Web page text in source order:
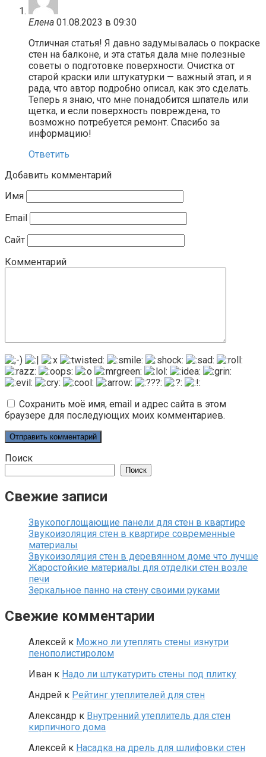
Елена 01.08.2023 в 09:30
Отличная статья! Я давно задумывалась о покраске
стен на балконе, и эта статья дала мне полезные
советы о подготовке поверхности. Очистка от
старой краски или штукатурки — важный этап, и я
рада, что автор подробно описал, как это сделать.
Теперь я знаю, что мне понадобится шпатель или
щетка, и если поверхность повреждена, то
возможно потребуется ремонт. Спасибо за
информацию!
Ответить
Добавить комментарий
Имя
Email
Сайт
Комментарий
Сохранить моё имя, email и адрес сайта в этом
браузере для последующих моих комментариев.
Поиск
Поиск
Свежие записи
Звукопоглощающие панели для стен в квартире
Звукоизоляция стен в квартире современные
материалы
Звукоизоляция стен в деревянном доме что лучше
Жаростойкие материалы для отделки стен возле
печи
Зеркальное панно на стену своими руками
Свежие комментарии
Алексей к Можно ли утеплять стены изнутри
пенополистиролом
Иван к Надо ли штукатурить стены под плитку
Андрей к Рейтинг утеплителей для стен
Александр к Внутренний утеплитель для стен
кирпичного дома
Алексей к Насадка на дрель для шлифовки стен